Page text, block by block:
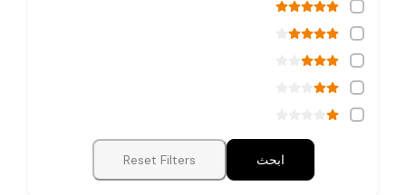
ابحث Reset Filters